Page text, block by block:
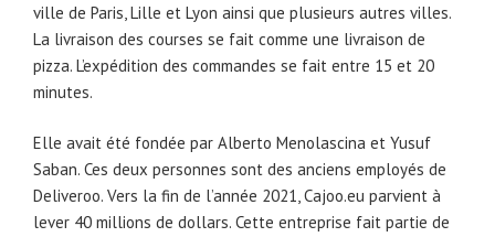
ville de Paris, Lille et Lyon ainsi que plusieurs autres villes.
La livraison des courses se fait comme une livraison de
pizza. L’expédition des commandes se fait entre 15 et 20
minutes.
Elle avait été fondée par Alberto Menolascina et Yusuf
Saban. Ces deux personnes sont des anciens employés de
Deliveroo. Vers la fin de l’année 2021, Cajoo.eu parvient à
lever 40 millions de dollars. Cette entreprise fait partie de